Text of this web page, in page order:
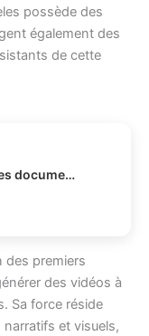
possède des
également des
de cette
Comment résumer des documents avec une IA souveraine ?
des premiers
des vidéos à
Sa force réside
et visuels,